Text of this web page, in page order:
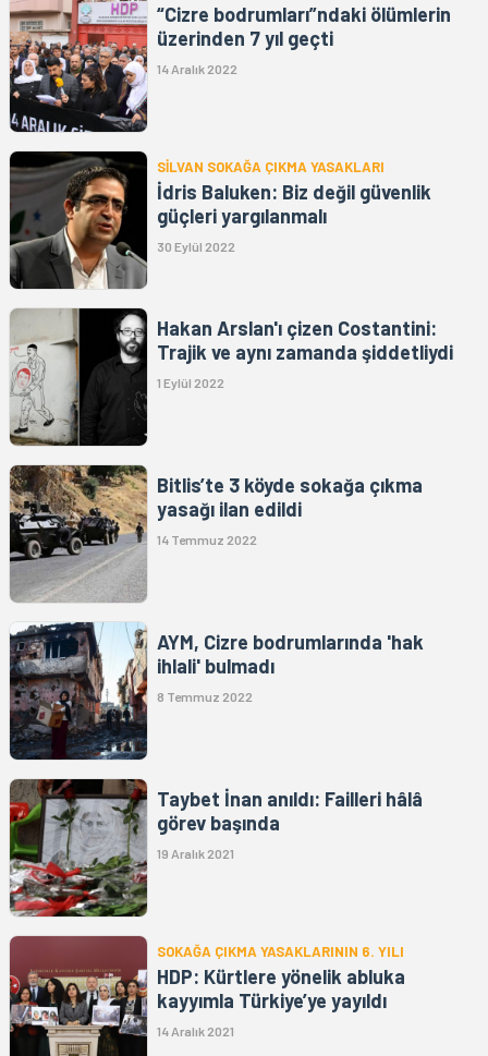
“Cizre bodrumları”ndaki ölümlerin
üzerinden 7 yıl geçti
14 Aralık 2022
SİLVAN SOKAĞA ÇIKMA YASAKLARI
İdris Baluken: Biz değil güvenlik
güçleri yargılanmalı
30 Eylül 2022
Hakan Arslan'ı çizen Costantini:
Trajik ve aynı zamanda şiddetliydi
1 Eylül 2022
Bitlis’te 3 köyde sokağa çıkma
yasağı ilan edildi
14 Temmuz 2022
AYM, Cizre bodrumlarında 'hak
ihlali' bulmadı
8 Temmuz 2022
Taybet İnan anıldı: Failleri hâlâ
görev başında
19 Aralık 2021
SOKAĞA ÇIKMA YASAKLARININ 6. YILI
HDP: Kürtlere yönelik abluka
kayyımla Türkiye’ye yayıldı
14 Aralık 2021